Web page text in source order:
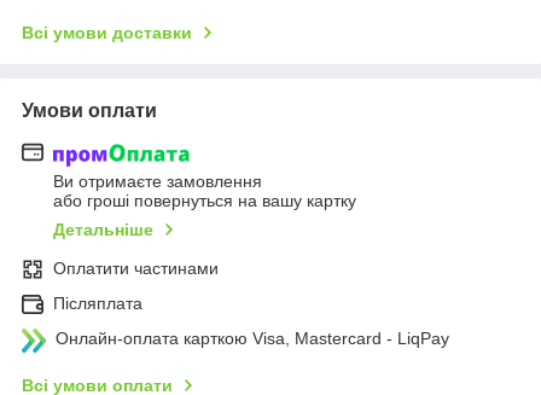
Всі умови доставки
Умови оплати
Ви отримаєте замовлення
або гроші повернуться на вашу картку
Детальніше
Оплатити частинами
Післяплата
Онлайн-оплата карткою Visa, Mastercard - LiqPay
Всі умови оплати